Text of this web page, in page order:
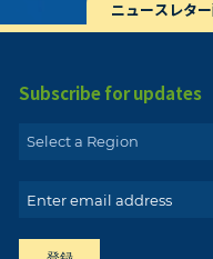
Novogene Co., Ltd.
Subscribe for updates